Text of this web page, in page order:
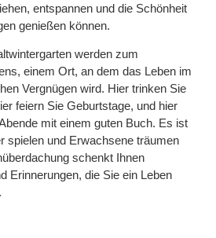
entspannen und die Schönheit
genießen können.
werden zum
einem Ort, an dem das Leben im
Vergnügen wird. Hier trinken Sie
feiern Sie Geburtstage, und hier
mit einem guten Buch. Es ist
spielen und Erwachsene träumen
schenkt Ihnen
Erinnerungen, die Sie ein Leben